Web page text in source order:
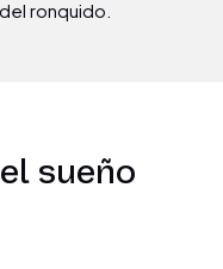
ronquido.
sueño